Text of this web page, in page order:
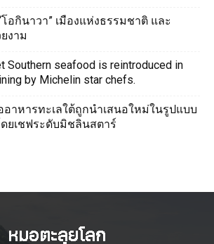
อกินาวา” เมืองแห่งธรรมชาติ และ
งาม
Southern seafood is reintroduced in
by Michelin star chefs.
อาหารทะเลใต้ถูกนำเสนอใหม่ในรูปแบบ
ดยเชฟระดับมิชลินสตาร์